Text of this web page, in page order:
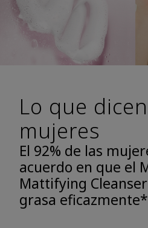
Lo que
mujeres
El 92% de las
acuerdo en que el
Mattifying
grasa